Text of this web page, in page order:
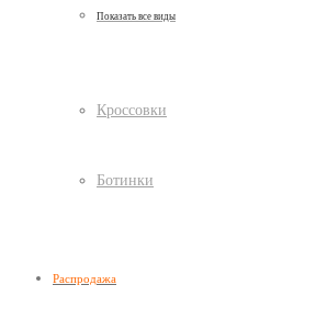
Показать все виды
Кроссовки
Ботинки
Распродажа